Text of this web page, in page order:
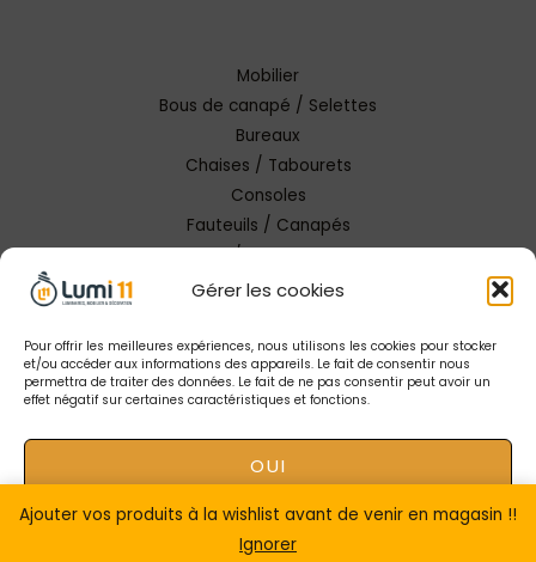
Gérer les cookies
Pour offrir les meilleures expériences, nous utilisons les cookies pour stocker
et/ou accéder aux informations des appareils. Le fait de consentir nous
permettra de traiter des données. Le fait de ne pas consentir peut avoir un
effet négatif sur certaines caractéristiques et fonctions.
OUI
NON
Ajouter vos produits à la wishlist avant de venir en magasin !!
Ignorer
Mobilier
Bous de canapé / Selettes
Bureaux
Chaises / Tabourets
Consoles
Fauteuils / Canapés
Copyright © 2026 Lumi 11 Carcassonne
Mentions Légales |Conception Tendance Digitale|
Gestion catalogue Lumi11